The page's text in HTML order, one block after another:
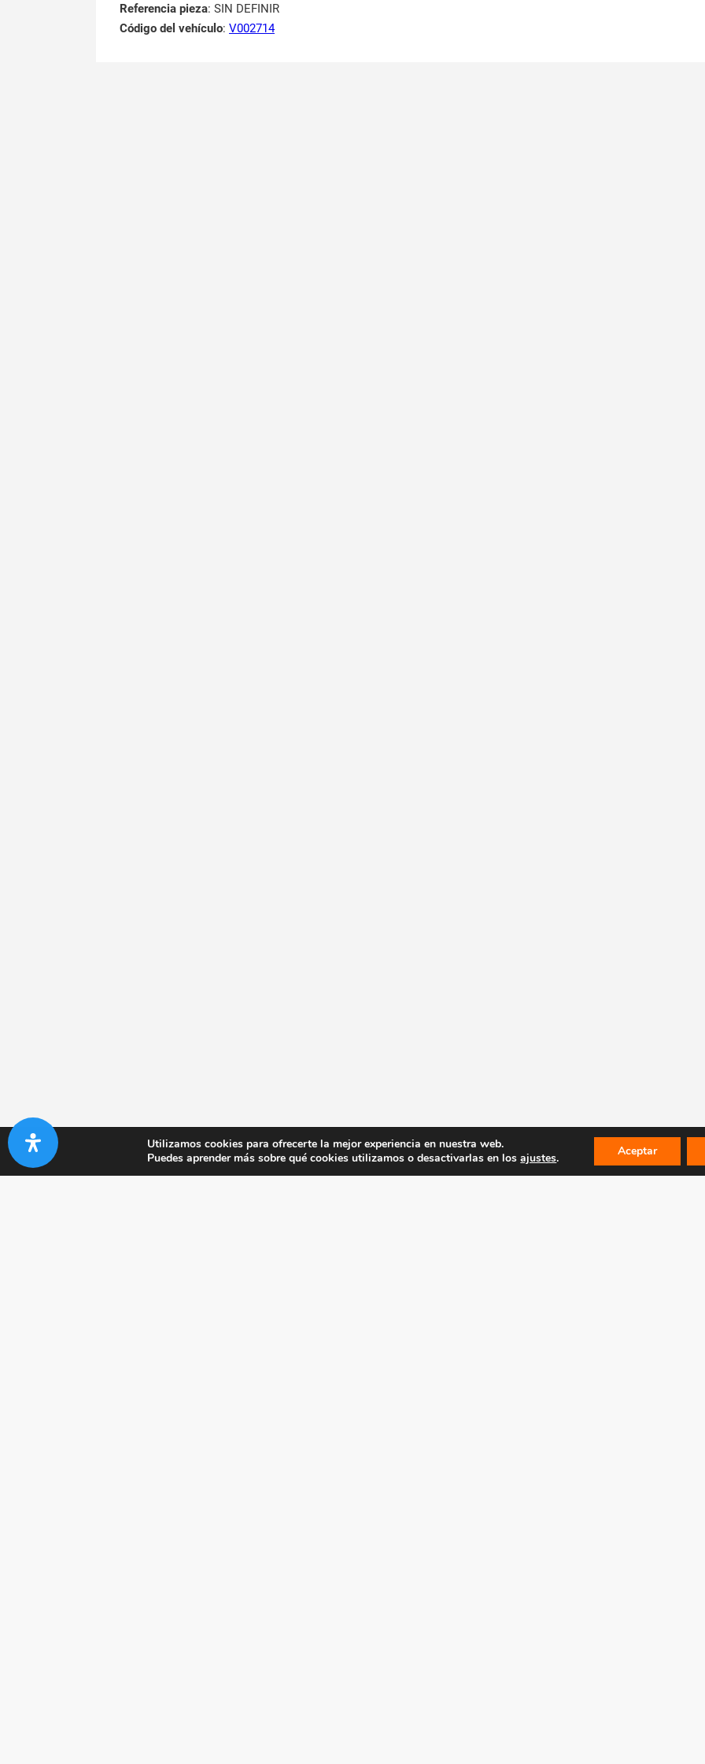
Referencia pieza: SIN DEFINIR
Código del vehículo: V002714
Utilizamos cookies para ofrecerte la mejor experiencia en nuestra web.
Puedes aprender más sobre qué cookies utilizamos o desactivarlas en losajustes. Aceptar